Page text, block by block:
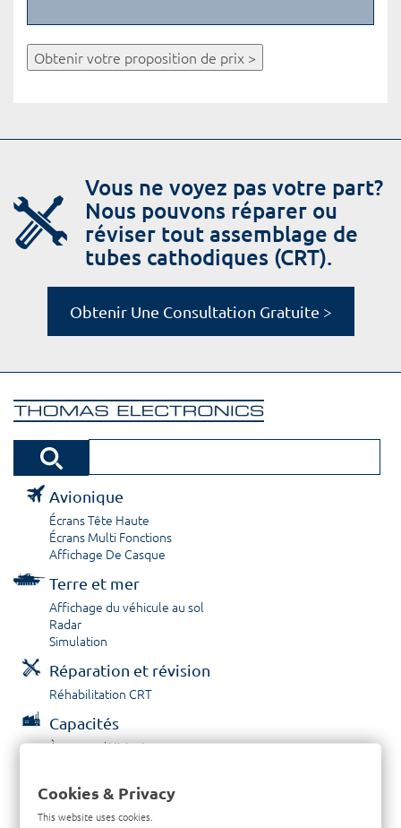
Obtenir votre proposition de prix >
Vous ne voyez pas votre part?
Nous pouvons réparer ou
réviser tout assemblage de
tubes cathodiques (CRT).
Obtenir Une Consultation Gratuite >
Avionique
Écrans Tête Haute
Écrans Multi Fonctions
Affichage De Casque
Terre et mer
Affichage du véhicule au sol
Radar
Simulation
Réparation et révision
Réhabilitation CRT
Capacités
À propos / Historique
Contactez nous
Cookies & Privacy
This website uses cookies.